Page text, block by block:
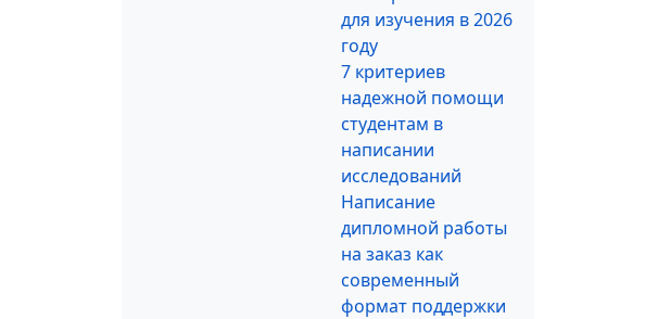
для изучения в 2026
году
7 критериев
надежной помощи
студентам в
написании
исследований
Написание
дипломной работы
на заказ как
современный
формат поддержки